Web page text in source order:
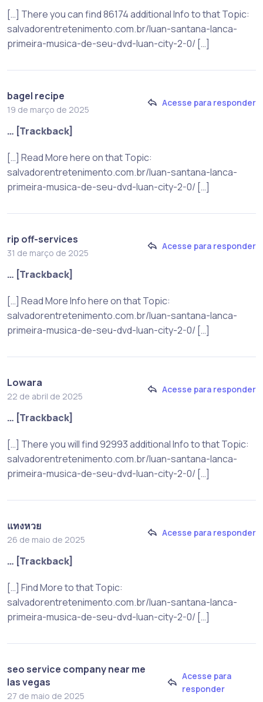
[…] There you can find 86174 additional Info to that Topic:
salvadorentretenimento.com.br/luan-santana-lanca-
primeira-musica-de-seu-dvd-luan-city-2-0/ […]
bagel recipe
19 de março de 2025
Acesse para responder
… [Trackback]
[…] Read More here on that Topic:
salvadorentretenimento.com.br/luan-santana-lanca-
primeira-musica-de-seu-dvd-luan-city-2-0/ […]
rip off-services
31 de março de 2025
Acesse para responder
… [Trackback]
[…] Read More Info here on that Topic:
salvadorentretenimento.com.br/luan-santana-lanca-
primeira-musica-de-seu-dvd-luan-city-2-0/ […]
Lowara
22 de abril de 2025
Acesse para responder
… [Trackback]
[…] There you will find 92993 additional Info to that Topic:
salvadorentretenimento.com.br/luan-santana-lanca-
primeira-musica-de-seu-dvd-luan-city-2-0/ […]
แทงหวย
26 de maio de 2025
Acesse para responder
… [Trackback]
[…] Find More to that Topic:
salvadorentretenimento.com.br/luan-santana-lanca-
primeira-musica-de-seu-dvd-luan-city-2-0/ […]
seo service company near me
las vegas
27 de maio de 2025
Acesse para
responder